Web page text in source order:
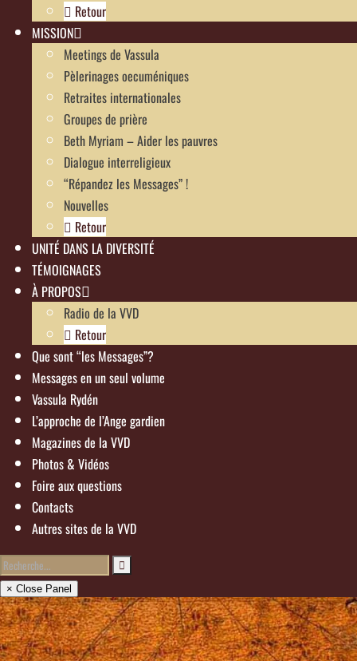
Retour
MISSION
Meetings de Vassula
Pèlerinages oecuméniques
Retraites internationales
Groupes de prière
Beth Myriam – Aider les pauvres
Dialogue interreligieux
“Répandez les Messages” !
Nouvelles
Retour
UNITÉ DANS LA DIVERSITÉ
TÉMOIGNAGES
À PROPOS
Radio de la VVD
Retour
Que sont “les Messages”?
Messages en un seul volume
Vassula Rydén
L’approche de l’Ange gardien
Magazines de la VVD
Photos & Vidéos
Foire aux questions
Contacts
Autres sites de la VVD
× Close Panel